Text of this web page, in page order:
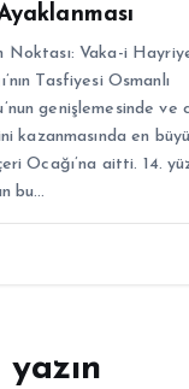
Noktası: Vaka-i
Tasfiyesi Osmanlı
genişlemesinde ve
kazanmasında en
Ocağı’na aitti. 14.
bu…